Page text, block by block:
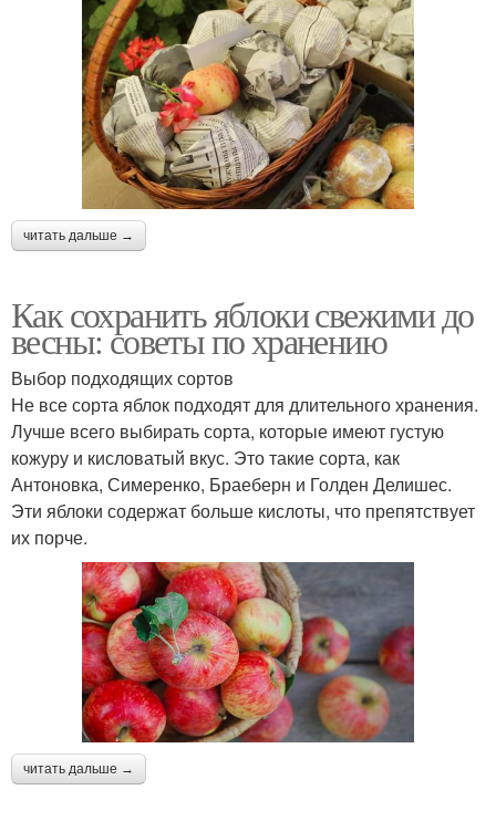
читать дальше →
Как сохранить яблоки свежими до
весны: советы по хранению
Выбор подходящих сортов
Не все сорта яблок подходят для длительного хранения.
Лучше всего выбирать сорта, которые имеют густую
кожуру и кисловатый вкус. Это такие сорта, как
Антоновка, Симеренко, Браеберн и Голден Делишес.
Эти яблоки содержат больше кислоты, что препятствует
их порче.
читать дальше →